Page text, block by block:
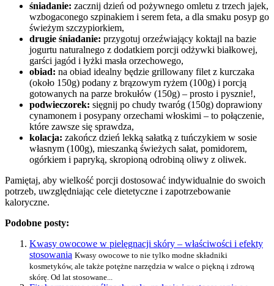
śniadanie: zacznij dzień od pożywnego omletu z trzech jajek,
wzbogaconego szpinakiem i serem feta, a dla smaku posyp go
świeżym szczypiorkiem,
drugie śniadanie: przygotuj orzeźwiający koktajl na bazie
jogurtu naturalnego z dodatkiem porcji odżywki białkowej,
garści jagód i łyżki masła orzechowego,
obiad: na obiad idealny będzie grillowany filet z kurczaka
(około 150g) podany z brązowym ryżem (100g) i porcją
gotowanych na parze brokułów (150g) – prosto i pysznie!,
podwieczorek: sięgnij po chudy twaróg (150g) doprawiony
cynamonem i posypany orzechami włoskimi – to połączenie,
które zawsze się sprawdza,
kolacja: zakończ dzień lekką sałatką z tuńczykiem w sosie
własnym (100g), mieszanką świeżych sałat, pomidorem,
ogórkiem i papryką, skropioną odrobiną oliwy z oliwek.
Pamiętaj, aby wielkość porcji dostosować indywidualnie do swoich
potrzeb, uwzględniając cele dietetyczne i zapotrzebowanie
kaloryczne.
Podobne posty:
Kwasy owocowe w pielęgnacji skóry – właściwości i efekty
stosowania Kwasy owocowe to nie tylko modne składniki
kosmetyków, ale także potężne narzędzia w walce o piękną i zdrową
skórę. Od lat stosowane...